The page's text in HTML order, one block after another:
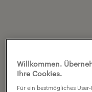
Willkommen.
Ihre Cookies.
Für ein bestmögliches